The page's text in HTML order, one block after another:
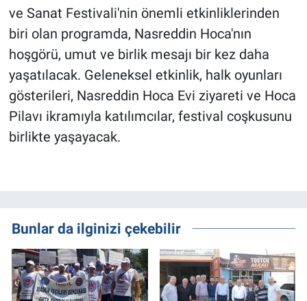
ve Sanat Festivali'nin önemli etkinliklerinden
biri olan programda, Nasreddin Hoca'nın
hoşgörü, umut ve birlik mesajı bir kez daha
yaşatılacak. Geleneksel etkinlik, halk oyunları
gösterileri, Nasreddin Hoca Evi ziyareti ve Hoca
Pilavı ikramıyla katılımcılar, festival coşkusunu
birlikte yaşayacak.
Bunlar da ilginizi çekebilir